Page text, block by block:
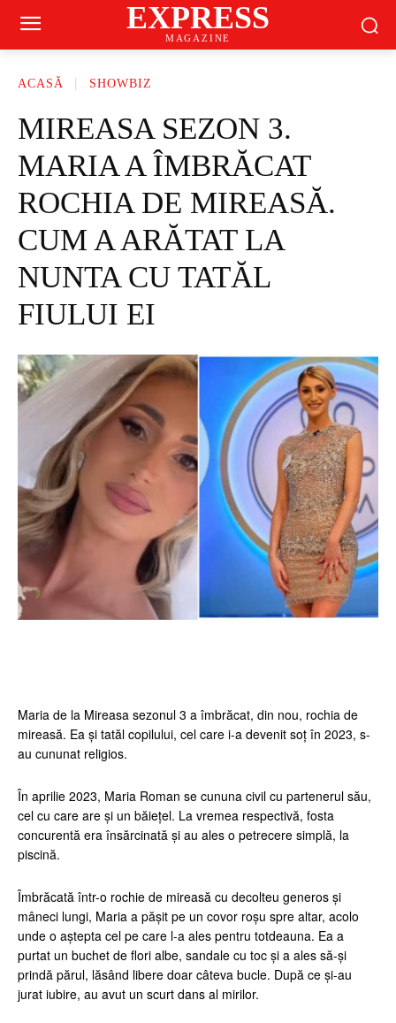
EXPRESS
MAGAZINE
ACASĂ SHOWBIZ
MIREASA SEZON 3.
MARIA A ÎMBRĂCAT
ROCHIA DE MIREASĂ.
CUM A ARĂTAT LA
NUNTA CU TATĂL
FIULUI EI
Maria de la Mireasa sezonul 3 a îmbrăcat, din nou, rochia de
mireasă. Ea și tatăl copilului, cel care i-a devenit soț în 2023, s-
au cununat religios.
În aprilie 2023, Maria Roman se cununa civil cu partenerul său,
cel cu care are și un băiețel. La vremea respectivă, fosta
concurentă era însărcinată și au ales o petrecere simplă, la
piscină.
Îmbrăcată într-o rochie de mireasă cu decolteu generos și
mâneci lungi, Maria a pășit pe un covor roșu spre altar, acolo
unde o aștepta cel pe care l-a ales pentru totdeauna. Ea a
purtat un buchet de flori albe, sandale cu toc și a ales să-și
prindă părul, lăsând libere doar câteva bucle. După ce și-au
jurat iubire, au avut un scurt dans al mirilor.